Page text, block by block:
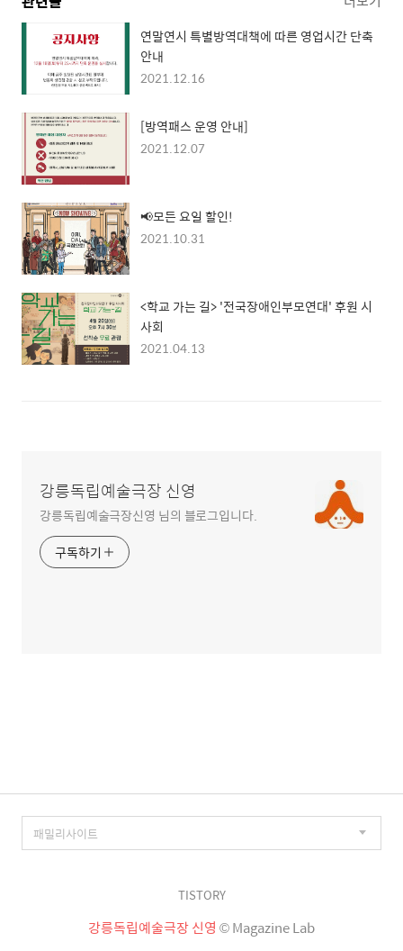
연말연시 특별방역대책에 따른 영업시간 단축
안내
2021.12.16
[방역패스 운영 안내]
2021.12.07
📢모든 요일 할인!
2021.10.31
<학교 가는 길> '전국장애인부모연대' 후원 시
사회
2021.04.13
강릉독립예술극장 신영
강릉독립예술극장신영 님의 블로그입니다.
구독하기
TISTORY
강릉독립예술극장 신영 © Magazine Lab